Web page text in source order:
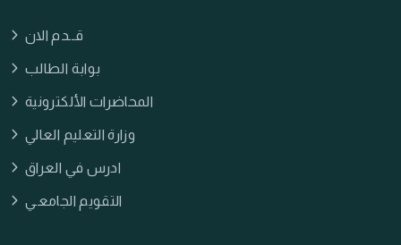
قــدم الان
بوابة الطالب
المحاضرات الألكترونية
وزارة التعليم العالي
ادرس في العراق
التقويم الجامعـي